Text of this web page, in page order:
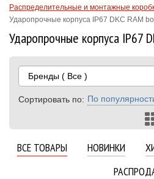
Распределительные и монтажные
Ударопрочные корпуса IP67 DKC RAM
Ударопрочные корпуса IP67
Бренды ( Все )
Сортировать по: По
ВСЕ ТОВАРЫ НОВИНКИ